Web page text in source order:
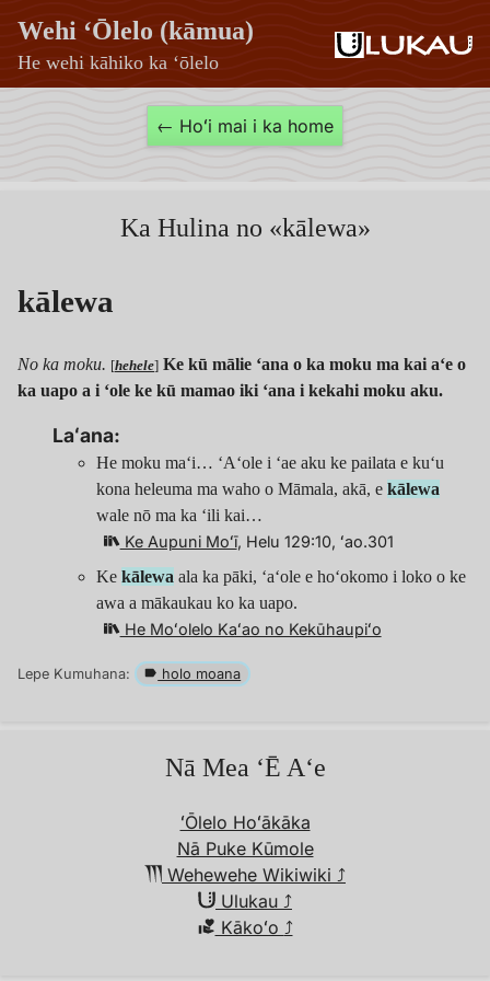
Wehi ʻŌlelo (kāmua)
He wehi kāhiko ka ʻōlelo
← Hoʻi mai i ka home
Ka Hulina no «kālewa»
kālewa
No ka moku. [hehele] Ke kū mālie ʻana o ka moku ma kai aʻe o
ka uapo a i ʻole ke kū mamao iki ʻana i kekahi moku aku.
Laʻana:
He moku maʻi… ʻAʻole i ʻae aku ke pailata e kuʻu
kona heleuma ma waho o Māmala, akā, e kālewa
wale nō ma ka ʻili kai…
Ke Aupuni Moʻī, Helu 129:10, ʻao.301
Ke kālewa ala ka pāki, ʻaʻole e hoʻokomo i loko o ke
awa a mākaukau ko ka uapo.
He Moʻolelo Kaʻao no Kekūhaupiʻo
Lepe Kumuhana: holo moana
Nā Mea ʻĒ Aʻe
ʻŌlelo Hoʻākāka
Nā Puke Kūmole
Wehewehe Wikiwiki︎ ⤴︎
Ulukau ⤴︎
Kākoʻo i⤴︎